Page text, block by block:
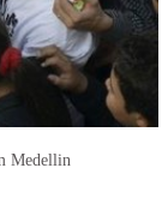
Medellin